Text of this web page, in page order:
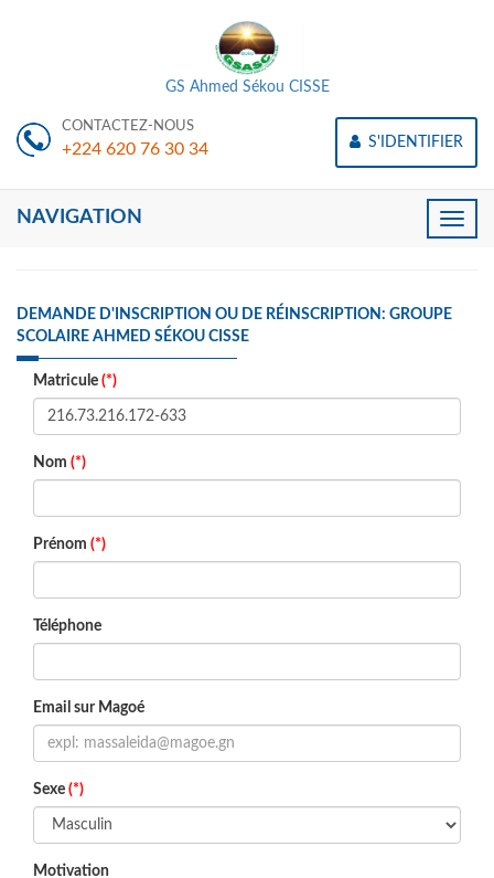
GS Ahmed Sékou CISSE
CONTACTEZ-NOUS
+224 620 76 30 34 S'IDENTIFIER
Toggle
NAVIGATION
DEMANDE D'INSCRIPTION OU DE RÉINSCRIPTION: GROUPE
SCOLAIRE AHMED SÉKOU CISSE
Matricule (*)
Nom (*)
Prénom (*)
Téléphone
Email sur Magoé
Sexe (*)
Motivation